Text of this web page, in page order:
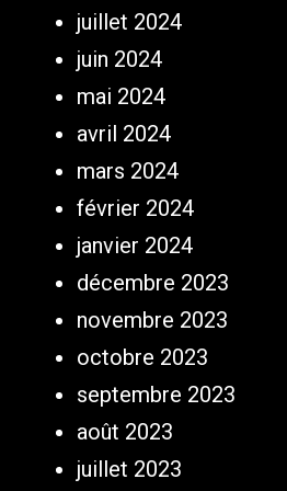
juillet 2024
juin 2024
mai 2024
avril 2024
mars 2024
février 2024
janvier 2024
décembre 2023
novembre 2023
octobre 2023
septembre 2023
août 2023
juillet 2023